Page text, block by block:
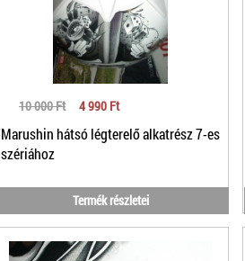
10 000 Ft 4 990 Ft
Marushin hátsó légterelő alkatrész 7-es
szériához
Termék részletei